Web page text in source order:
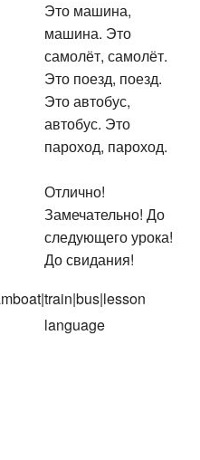
Это машина,
машина. Это
самолёт, самолёт.
Это поезд, поезд.
Это автобус,
автобус. Это
пароход, пароход.
Отлично!
Замечательно! До
следующего урока!
До свидания!
language